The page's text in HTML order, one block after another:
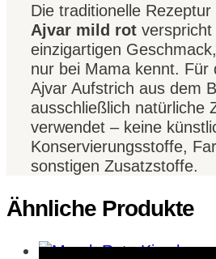
Die traditionelle Rezeptur
Ajvar mild rot verspricht
einzigartigen
nur bei Mama kennt. Für
Ajvar Aufstrich aus dem
ausschließlich natürliche
verwendet – keine
Konservierungsstoffe,
sonstigen Zusatzstoffe.
Ähnliche Produkte